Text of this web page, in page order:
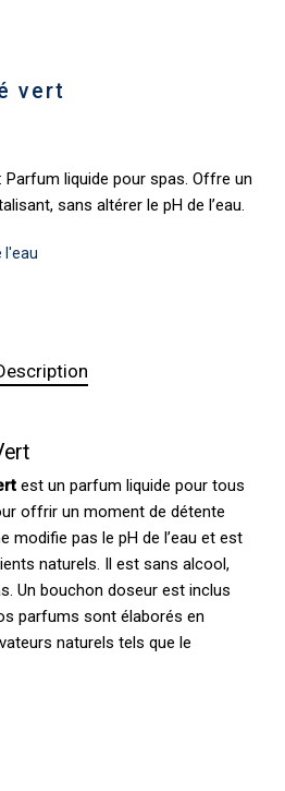
vert
Parfum liquide pour spas. Offre un
sans altérer le pH de l’eau.
l'eau
est un parfum liquide pour tous
offrir un moment de détente
modifie pas le pH de l’eau et est
naturels. Il est sans alcool,
Un bouchon doseur est inclus
parfums sont élaborés en
naturels tels que le